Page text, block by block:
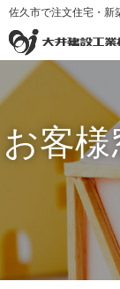
佐久市で注文住宅・新
お客
トップ
ページ
お客
美紀